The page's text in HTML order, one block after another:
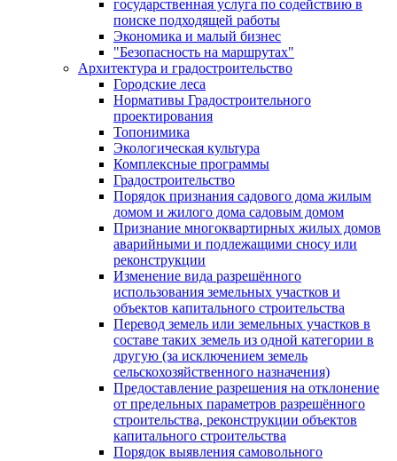
государственная услуга по содействию в
поиске подходящей работы
Экономика и малый бизнес
"Безопасность на маршрутах"
Архитектура и градостроительство
Городские леса
Нормативы Градостроительного
проектирования
Топонимика
Экологическая культура
Комплексные программы
Градостроительство
Порядок признания садового дома жилым
домом и жилого дома садовым домом
Признание многоквартирных жилых домов
аварийными и подлежащими сносу или
реконструкции
Изменение вида разрешённого
использования земельных участков и
объектов капитального строительства
Перевод земель или земельных участков в
составе таких земель из одной категории в
другую (за исключением земель
сельскохозяйственного назначения)
Предоставление разрешения на отклонение
от предельных параметров разрешённого
строительства, реконструкции объектов
капитального строительства
Порядок выявления самовольного